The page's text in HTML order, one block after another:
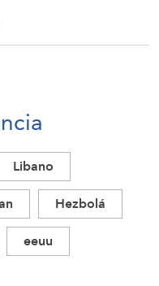
Libano
Hezbolá
eeuu